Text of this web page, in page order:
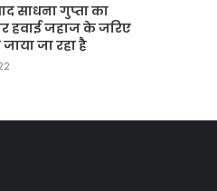
साधना गुप्ता का
हवाई जहाज के जरिए
जा रहा है